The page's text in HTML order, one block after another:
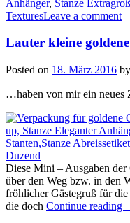
Anhänger, Stanze
TexturesLeave a comment
Lauter kleine
Posted on 18. März 2016 by
…haben von mir ein neues
Diese Mini – Ausgaben
über den Weg bzw. in den
fröhlicher Gästegruß für
die doch Continue reading